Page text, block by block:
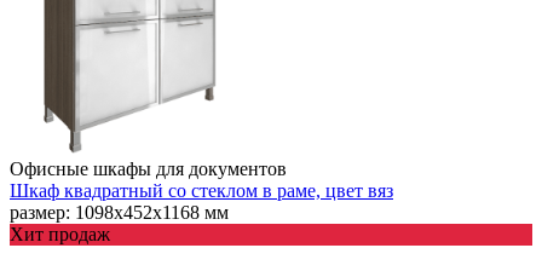
Офисные шкафы для документов
Шкаф квадратный со стеклом в раме, цвет вяз
размер: 1098х452х1168 мм
Хит продаж